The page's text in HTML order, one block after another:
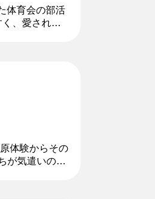
体育会の部活
、愛される
体験からその
が気遣いのメ